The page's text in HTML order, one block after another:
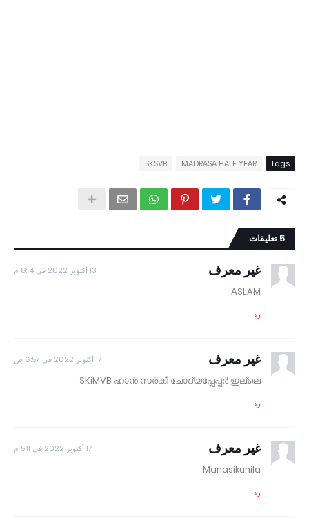
Tags
MADRASA HALF YEAR
SKSVB
5 تعليقات
غير معرف 13 أكتوبر 2022 في 8:14 م
ASLAM
رد
غير معرف 17 أكتوبر 2022 في 6:57 ص
SKiMVB ഹാൻ സർകീ ചോദ്യപ്പേപ്പർ ഇല്ലെ
رد
غير معرف 17 أكتوبر 2022 في 5:11 م
Manasikunila
رد